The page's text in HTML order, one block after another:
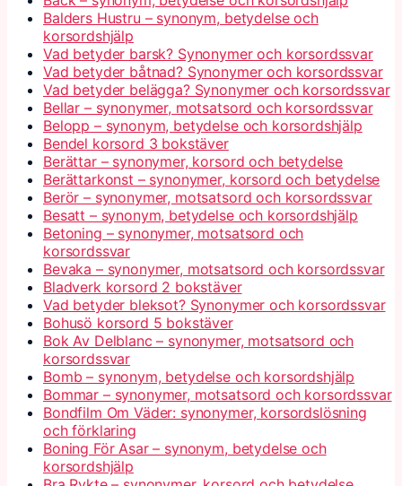
Balders Hustru – synonym, betydelse och
korsordshjälp
Vad betyder barsk? Synonymer och korsordssvar
Vad betyder båtnad? Synonymer och korsordssvar
Vad betyder belägga? Synonymer och korsordssvar
Bellar – synonymer, motsatsord och korsordssvar
Belopp – synonym, betydelse och korsordshjälp
Bendel korsord 3 bokstäver
Berättar – synonymer, korsord och betydelse
Berättarkonst – synonymer, korsord och betydelse
Berör – synonymer, motsatsord och korsordssvar
Besatt – synonym, betydelse och korsordshjälp
Betoning – synonymer, motsatsord och
korsordssvar
Bevaka – synonymer, motsatsord och korsordssvar
Bladverk korsord 2 bokstäver
Vad betyder bleksot? Synonymer och korsordssvar
Bohusö korsord 5 bokstäver
Bok Av Delblanc – synonymer, motsatsord och
korsordssvar
Bomb – synonym, betydelse och korsordshjälp
Bommar – synonymer, motsatsord och korsordssvar
Bondfilm Om Väder: synonymer, korsordslösning
och förklaring
Boning För Asar – synonym, betydelse och
korsordshjälp